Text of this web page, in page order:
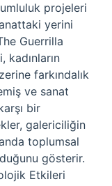
projeleri
yerini
Guerrilla
farkındalık
ve sanat
bir
galericiliğin
toplumsal
gösterir.
Etkileri